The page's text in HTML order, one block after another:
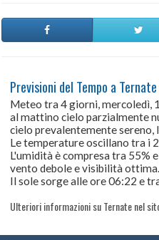
Previsioni del Tempo a
Meteo tra 4 giorni, mercoledì,
al mattino cielo parzialmente
cielo prevalentemente
Le temperature oscillano tra i
L'umidità è compresa tra 55%
vento debole e visibilità ottima.
Il sole sorge alle ore 06:22 e
Ulteriori informazioni su Ternate nel